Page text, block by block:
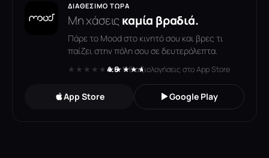
ΔΙΑΘΈΣΙΜΟ ΤΏΡΑ
Μη χάσειςκαμία βραδιά.
Πάρε το Mood στο κινητό σου και βρες τι
παίζει στην πόλη σου σε δευτερόλεπτα.
★★★★★★★★★★
4.6· 119 αξιολογήσεις στο App Store
App Store Google Play